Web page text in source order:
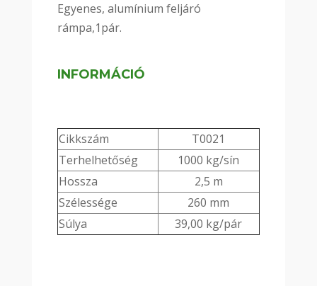
Egyenes, alumínium feljáró
rámpa,1pár.
INFORMÁCIÓ
Cikkszám
T0021
Terhelhetőség
1000 kg/sín
Hossza
2,5 m
Szélessége
260 mm
Súlya
39,00 kg/pár